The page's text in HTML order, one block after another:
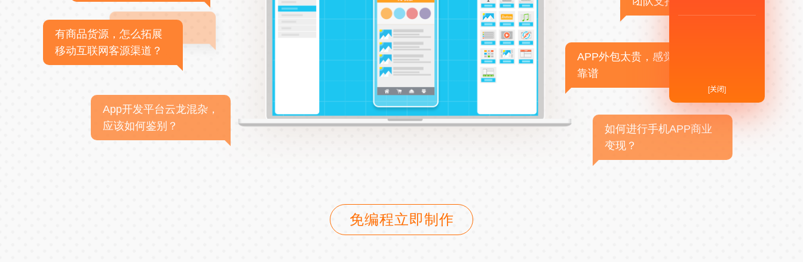
有商品货源，怎么拓展
移动互联网客源渠道？
App开发平台云龙混杂，
应该如何鉴别？
APP外包太贵，感觉不
靠谱
如何进行手机APP商业
变现？
免编程立即制作
[关闭]